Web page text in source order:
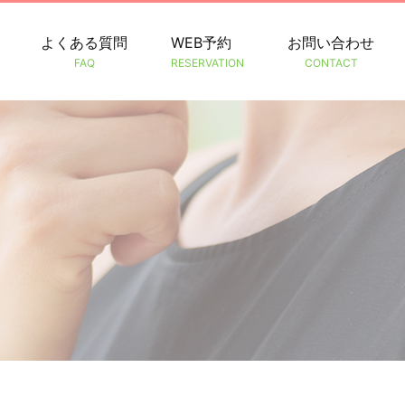
よくある質問
FAQ
WEB予約
RESERVATION
お問い合わせ
CONTACT